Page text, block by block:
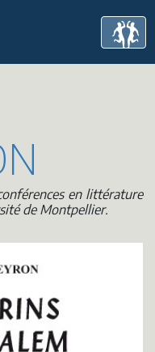
en littérature
de Montpellier.